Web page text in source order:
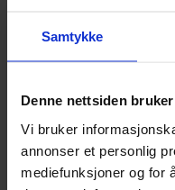
Samtykke
Denne nettsiden
Vi bruker
annonser et personlig
mediefunksjoner og for
Thunderbolts Volume 5:
Punisher vs. the
Thunderbolts (Marvel
Ben Acker,Ben Blacker,Matteo
Thunderbolts (2013)